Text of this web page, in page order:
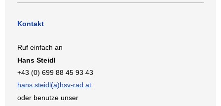
Kontakt
Ruf einfach an
Hans Steidl
+43 (0) 699 88 45 93 43
hans.steidl(a)hsv-rad.at
oder benutze unser